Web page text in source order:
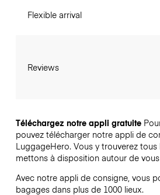
Flexible arrival
Reviews
Téléchargez notre appli gratuite
pouvez télécharger notre appli de
LuggageHero. Vous y trouverez tous
mettons à disposition autour de
Avec notre appli de consigne, vous
bagages dans plus de 1000 lieux.